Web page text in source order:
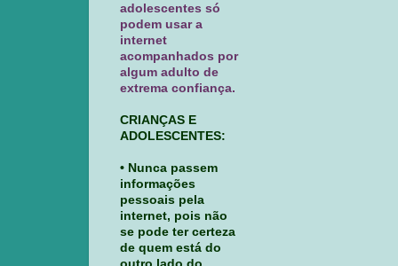
adolescentes só
podem usar a
internet
acompanhados por
algum adulto de
extrema confiança.
CRIANÇAS E
ADOLESCENTES:
• Nunca passem
informações
pessoais pela
internet, pois não
se pode ter certeza
de quem está do